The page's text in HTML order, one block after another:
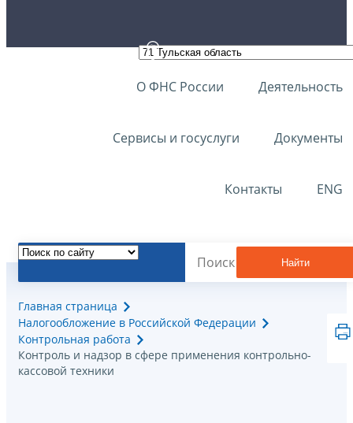
О ФНС России Деятельность
Сервисы и госуслуги Документы
Контакты ENG
Найти
Главная страница
Налогообложение в Российской Федерации
Контрольная работа
Контроль и надзор в сфере применения контрольно-
кассовой техники